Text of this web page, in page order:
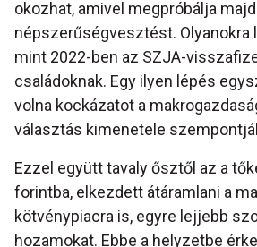
okozhat, amivel megpróbálja
népszerűségvesztést. Olyanokra
mint 2022-ben az SZJA-
családoknak. Egy ilyen lépés
volna kockázatot a
választás kimenetele
Ezzel együtt tavaly ősztől az a
forintba, elkezdett átáramlani a
kötvénypiacra is, egyre lejjebb
hozamokat. Ebbe a helyzetbe